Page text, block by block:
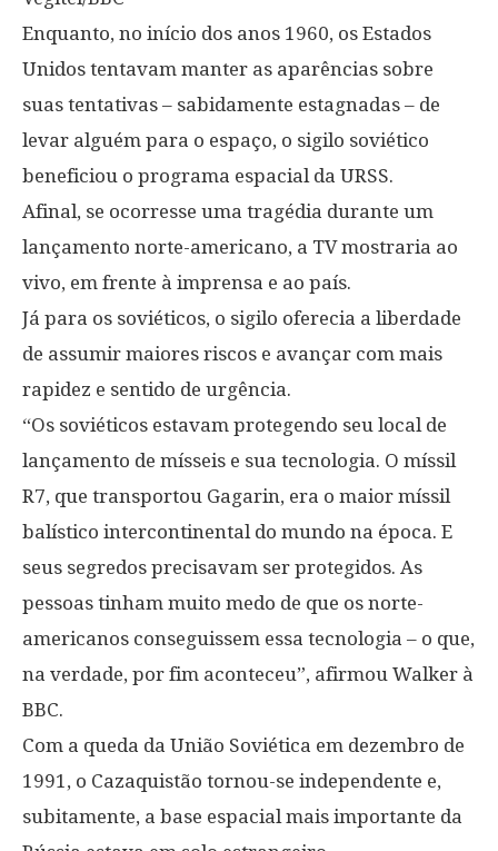
Enquanto, no início dos anos 1960, os Estados
Unidos tentavam manter as aparências sobre
suas tentativas – sabidamente estagnadas – de
levar alguém para o espaço, o sigilo soviético
beneficiou o programa espacial da URSS.
Afinal, se ocorresse uma tragédia durante um
lançamento norte-americano, a TV mostraria ao
vivo, em frente à imprensa e ao país.
Já para os soviéticos, o sigilo oferecia a liberdade
de assumir maiores riscos e avançar com mais
rapidez e sentido de urgência.
“Os soviéticos estavam protegendo seu local de
lançamento de mísseis e sua tecnologia. O míssil
R7, que transportou Gagarin, era o maior míssil
balístico intercontinental do mundo na época. E
seus segredos precisavam ser protegidos. As
pessoas tinham muito medo de que os norte-
americanos conseguissem essa tecnologia – o que,
na verdade, por fim aconteceu”, afirmou Walker à
BBC.
Com a queda da União Soviética em dezembro de
1991, o Cazaquistão tornou-se independente e,
subitamente, a base espacial mais importante da